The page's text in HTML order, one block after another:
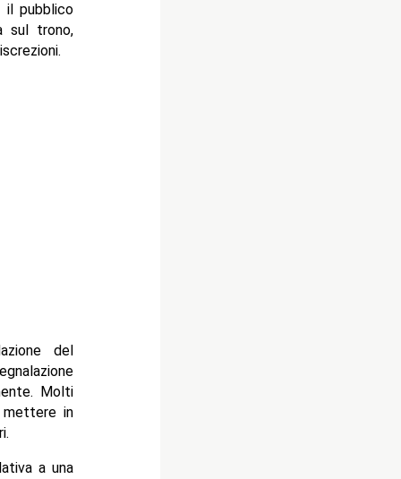
il pubblico
sul trono,
del
Molti
in
a una